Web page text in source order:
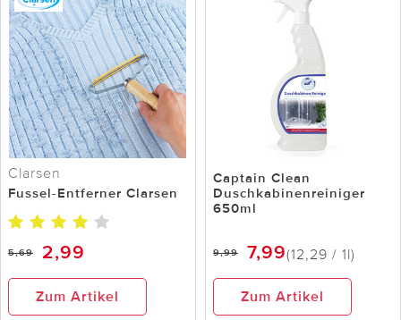
Clarsen
Fussel-Entferner Clarsen
5,69 2,99
Zum Artikel
Captain Clean
Duschkabinenreiniger
650ml
9,99 7,99(12,29 / 1l)
Zum Artikel